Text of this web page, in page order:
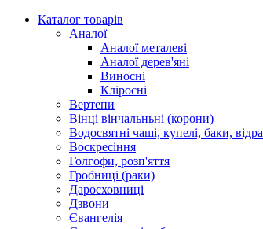
Каталог товарів
Аналої
Аналої металеві
Аналої дерев'яні
Виносні
Кліросні
Вертепи
Вінці вінчальньні (корони)
Водосвятні чаші, купелі, баки, відра
Воскресіння
Голгофи, розп'яття
Гробниці (раки)
Даросховниці
Дзвони
Євангелія